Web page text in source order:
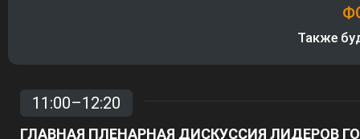
Также
11:00–12:20
ГЛАВНАЯ ПЛЕНАРНАЯ ДИСКУССИЯ ЛИДЕРОВ